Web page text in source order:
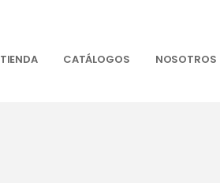
TIENDA CATÁLOGOS NOSOTROS